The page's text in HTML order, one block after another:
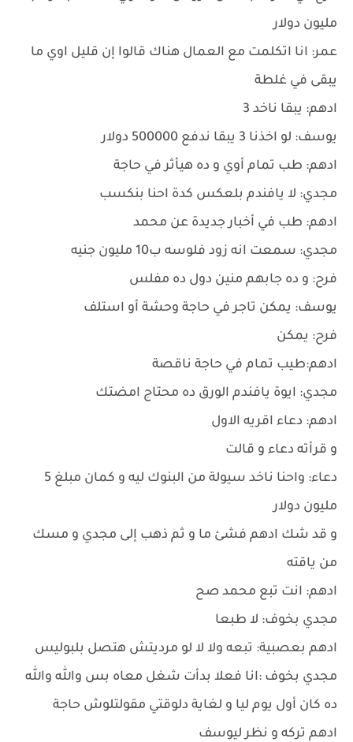
مليون دولار
عمر: انا اتكلمت مع العمال هناك قالوا إن قليل اوي ما
يبقى في غلطة
ادهم: يبقا ناخد 3
يوسف: لو اخذنا 3 يبقا ندفع 500000 دولار
ادهم: طب تمام أوي و ده هيأثر في حاجة
مجدي: لا يافندم بلعكس كدة احنا بنكسب
ادهم: طب في أخبار جديدة عن محمد
مجدي: سمعت انه زود فلوسه ب10 مليون جنيه
فرح: و ده جابهم منين دول ده مفلس
يوسف: يمكن تاجر في حاجة وحشة أو استلف
فرح: يمكن
ادهم:طيب تمام في حاجة ناقصة
مجدي: ايوة يافندم الورق ده محتاج امضتك
ادهم: دعاء اقريه الاول
و قرأته دعاء و قالت
دعاء: واحنا ناخد سيولة من البنوك ليه و كمان مبلغ 5
مليون دولار
و قد شك ادهم فشئ ما و ثم ذهب إلى مجدي و مسك
من ياقته
ادهم: انت تبع محمد صح
مجدي بخوف: لا طبعا
ادهم بعصبية: تبعه ولا لا لو مرديتش هتصل بلبوليس
مجدي بخوف :انا فعلا بدأت شغل معاه بس والله والله
ده كان أول يوم ليا و لغاية دلوقتي مقولتلوش حاجة
ادهم تركه و نظر ليوسف